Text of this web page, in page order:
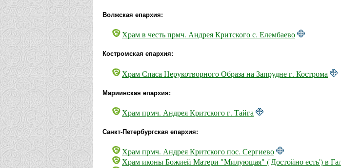
Волжская епархия:
Храм в честь прмч. Андрея Критского с. Елембаево
Костромская епархия:
Храм Спаса Нерукотворного Образа на Запрудне г. Кострома
Мариинская епархия:
Храм прмч. Андрея Критского г. Тайга
Санкт-Петербургская епархия:
Храм прмч. Андрея Критского пос. Сергиево
Храм иконы Божией Матери "Милующая" ('Достойно есть') в